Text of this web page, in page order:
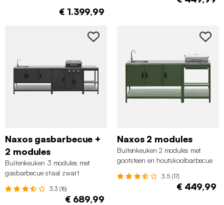
€ 1.399,99
Naxos gasbarbecue +
2 modules
Buitenkeuken 3 modules met
gasbarbecue staal zwart
3.3 (16)
€ 689,99
Naxos 2 modules
Buitenkeuken 2 modules met
gootsteen en houtskoolbarbecue
3.5 (17)
€ 449,99